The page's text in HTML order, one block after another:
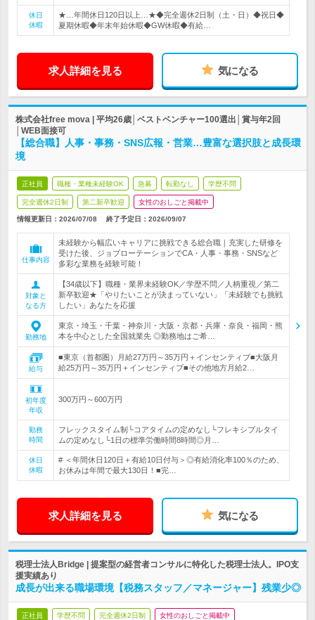
休日
休暇
★…年間休日120日以上…★◆完全週休2日制（土・日）◆祝日◆
夏期休暇◆年末年始休暇◆GW休暇◆有給…
求人詳細を見る 気になる
株式会社free mova | 平均26歳│ベストベンチャー100選出│賞与年2回
│WEB面接可
【総合職】人事・事務・SNS広報・営業…豊富な選択肢と成長環
境
正社員 職種・業種未経験OK 急募 転勤なし 学歴不問
完全週休2日制 第二新卒歓迎 女性のおしごと掲載中
情報更新日：2026/07/08 終了予定日： 2026/09/07
仕事内容
未経験から幅広いキャリアに挑戦できる総合職｜充実した研修を
受けた後、ジョブローテーションでCA・人事・事務・SNSなど
多彩な業務を経験可能！
対象と
なる方
【34歳以下】職種・業界未経験OK／学歴不問／人柄重視／第二
新卒歓迎★「やりたいことが決まっていない」「未経験でも挑戦
したい」あなたを応援
勤務地
東京・埼玉・千葉・神奈川・大阪・京都・兵庫・奈良・福岡・熊
本を中心とした全国就業先 ◎勤務地はご希…
給与
■東京（首都圏）月給27万円～35万円＋インセンティブ■大阪月
給25万円～35万円＋インセンティブ■その他地方月給2…
初年度
年収
300万円～600万円
勤務
時間
フレックスタイム制└コアタイムの定めなし└フレキシブルタイ
ムの定めなし└1日の標準労働時間8時間◎月…
休日
休暇
# ＜年間休日120日＋有給10日付与＞◎有給消化率100％のため、
お休みは年間で最大130日！■完…
求人詳細を見る 気になる
税理士法人Bridge | 提案型の経営者コンサルに特化した税理士法人。IPO支
援実績あり
成長が出来る職場環境【税務スタッフ／マネージャー】残業少◎
正社員 学歴不問 完全週休2日制 女性のおしごと掲載中